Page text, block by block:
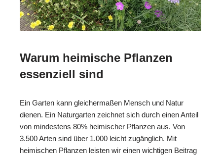
Warum heimische Pflanzen
essenziell sind
Ein Garten kann gleichermaßen Mensch und Natur
dienen. Ein Naturgarten zeichnet sich durch einen Anteil
von mindestens 80% heimischer Pflanzen aus. Von
3.500 Arten sind über 1.000 leicht zugänglich. Mit
heimischen Pflanzen leisten wir einen wichtigen Beitrag